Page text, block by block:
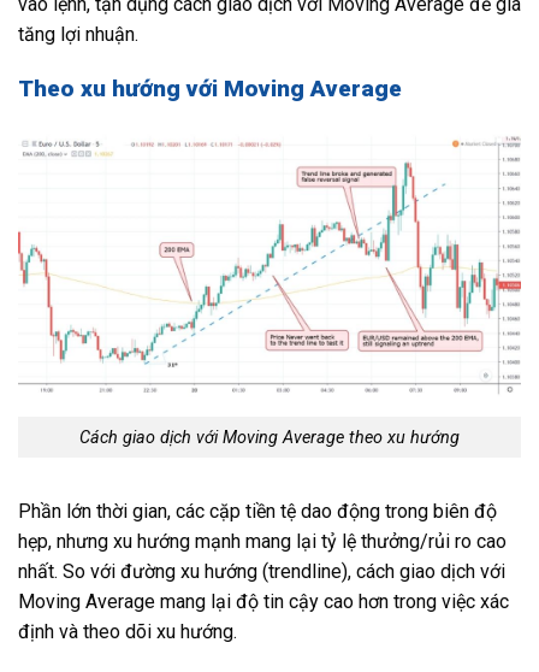
tăng lợi nhuận.
Theo xu hướng với Moving Average
Cách giao dịch với Moving Average theo xu hướng
Phần lớn thời gian, các cặp tiền tệ dao động trong biên độ
hẹp, nhưng xu hướng mạnh mang lại tỷ lệ thưởng/rủi ro cao
nhất. So với đường xu hướng (trendline), cách giao dịch với
Moving Average mang lại độ tin cậy cao hơn trong việc xác
định và theo dõi xu hướng.